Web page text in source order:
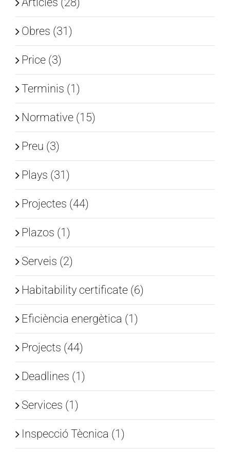
Obres (31)
Price (3)
Terminis (1)
Normative (15)
Preu (3)
Plays (31)
Projectes (44)
Plazos (1)
Serveis (2)
Habitability certificate (6)
Eficiència energètica (1)
Projects (44)
Deadlines (1)
Services (1)
Inspecció Tècnica (1)